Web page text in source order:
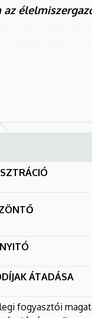
ÁTADÁSA
fogyasztói